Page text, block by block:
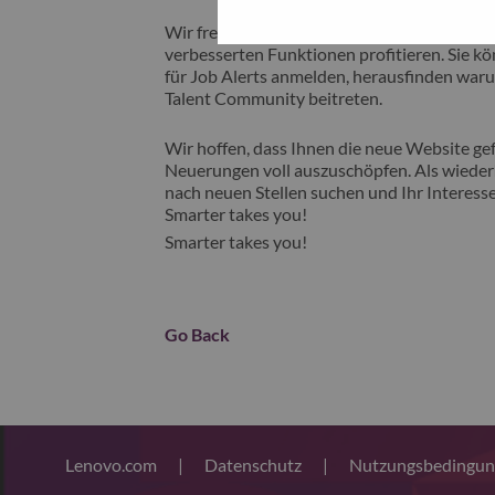
Wir freuen uns, Ihnen unsere neue
verbesserten Funktionen profitieren. Sie
für Job Alerts anmelden, herausfinden
Talent Community beitreten.
Wir hoffen, dass Ihnen die neue Website
Neuerungen voll auszuschöpfen. Als
nach neuen Stellen suchen und Ihr
Smarter takes you!
Smarter takes you!
Go Back
Lenovo.com | Datenschutz |